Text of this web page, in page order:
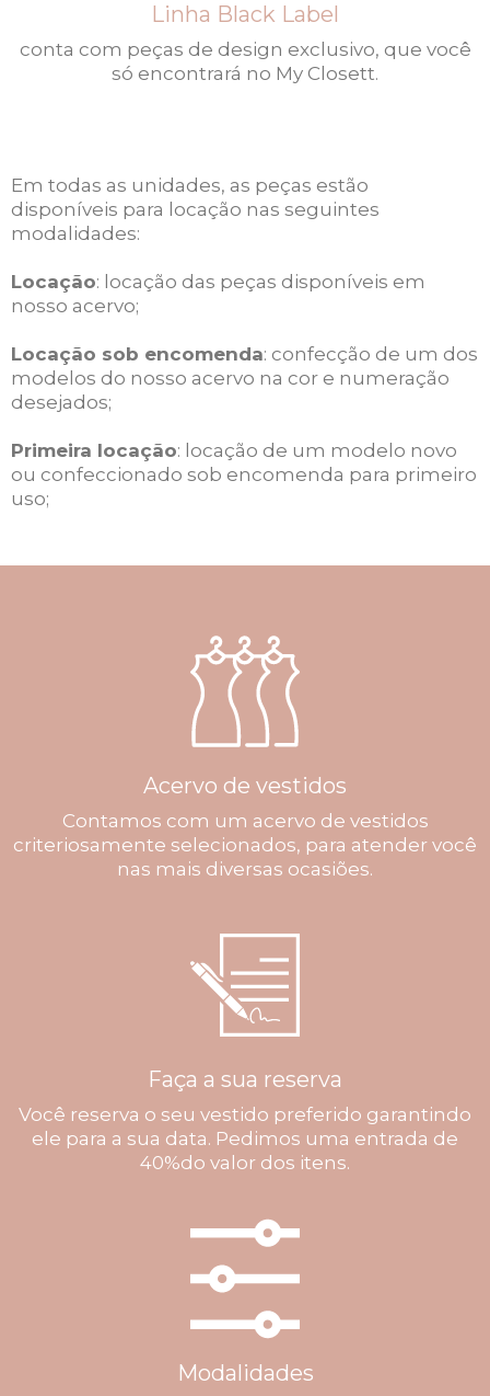
Linha Black Label
conta com peças de design exclusivo, que você
só encontrará no My Closett.
Em todas as unidades, as peças estão
disponíveis para locação nas seguintes
modalidades:
Locação: locação das peças disponíveis em
nosso acervo;
Locação sob encomenda: confecção de um dos
modelos do nosso acervo na cor e numeração
desejados;
Primeira locação: locação de um modelo novo
ou confeccionado sob encomenda para primeiro
uso;
Acervo de vestidos
Contamos com um acervo de vestidos
criteriosamente selecionados, para atender você
nas mais diversas ocasiões.
Faça a sua reserva
Você reserva o seu vestido preferido garantindo
ele para a sua data. Pedimos uma entrada de
40%do valor dos itens.
Modalidades